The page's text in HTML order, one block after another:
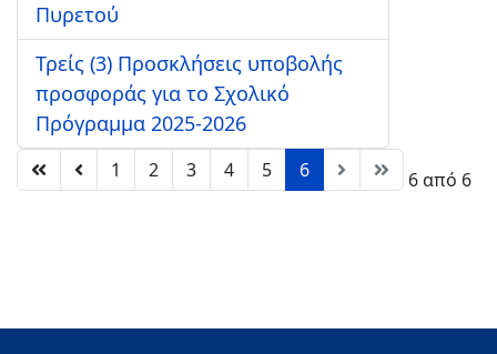
Πυρετού
Τρείς (3) Προσκλήσεις υποβολής
προσφοράς για το Σχολικό
Πρόγραμμα 2025-2026
Σελίδα 6 από 6
1 2 3 4 5 6